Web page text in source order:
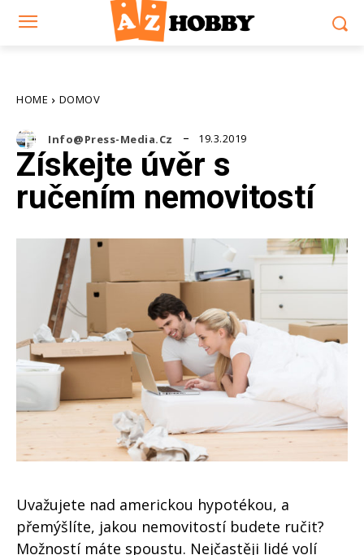
HOME DOMOV
Info@press-Media.cz 19.3.2019
Získejte úvěr s
ručením nemovitostí
Uvažujete nad americkou hypotékou, a
přemýšlíte, jakou nemovitostí budete ručit?
Možností máte spoustu. Nejčastěji lidé volí